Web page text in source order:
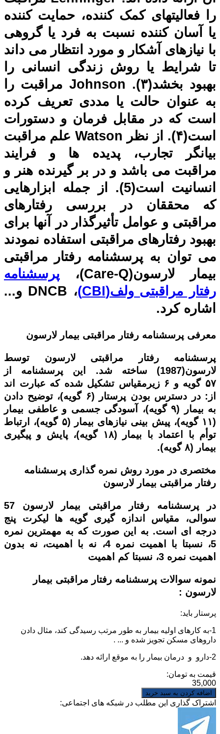
را فعالیتهای کمک کننده، حمایت کننده
یا آسان کننده نسبت به فرد یا گروهی
با نیازهای آشکار و مورد انتظار می داند
تا شرایط یا روش زندگی انسانی را
بهبود بخشد(۳).
Johnson مراقبت را
به عنوان حالت یا مددی تعریف کرده
است که در مقابل فرمان و دستورات
است(۴). از نظر
Watson علم مراقبت
بیانگر تجارب، پدیده ها و فرایند
مراقبت می باشد و در بر گیرنده هنر و
انسانیت است(5).
از جمله ابزارهایی
که محققان در بررسی رفتارهای
مراقبتی و عوامل تأثیرگذار در آنها برای
بهبود رفتارهای مراقبتی استفاده نمودند
می توان به پرسشنامه رفتار مراقبتی
بیمار لارسون(Care-Q)،
پرسشنامه
رفتار مراقبتی ولف(CBI)
، DNCB
و...
اشاره کرد.
معرفی پرسشنامه رفتار مراقبتی بیمار لارسون
پرسشنامه رفتار مراقبتی لارسون توسط
لارسون(1987) ساخته شد. این پرسشنامه
از
۵۷ گویه و ۶ زیرمقیاس تشکیل شده که عبارت اند
از: در دسترس بودن پرستار (۶ گویه)، توضیح دادن
به بیمار (۹ گویه)، آسودگی جسمی و عاطفی بیمار
(۱۱ گویه)، پیش بینی نیازهای بیمار (۵ گویه)، ارتباط
توأم با اعتماد با بیمار (۱۸ گویه)، پایش و پیگیری
بیمار (۸ گویه).
مختصری در مورد روش نمره گذاری پرسشنامه
رفتار مراقبتی بیمار لارسون
در
پرسشنامه رفتار مراقبتی بیمار لارسون 57
سوالی، مقیاس اندازه گیری گویه ها لیکرت پنج
درجه ای است. به این صورت که به مهمترین نمره
5،
نسبتا با اهمیت نمره 4،
نه با اهمیت، نه بدون
اهمیت نمره 3، نسبتا کم اهمیت
نمونه سوالات پرسشنامه رفتار مراقبتی بیمار
لارسون :
پرستار باید:
1- به کارهای اولیه بیمار به طور مرتب رسیدگی کند، مثال دادن
داروهای مسکن تجویز شده و ... .
2- دارو و درمان بیمار را به موقع ارائه دهد.
قیمت به تومان:
35,000
اشتراک گذاری این مطلب در شبکه های اجتماعی: